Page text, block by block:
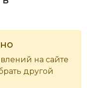
на сайте
другой